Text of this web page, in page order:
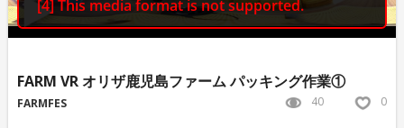
FARM VR オリザ鹿児島ファーム パッキング作業①
FARMFES 40 0